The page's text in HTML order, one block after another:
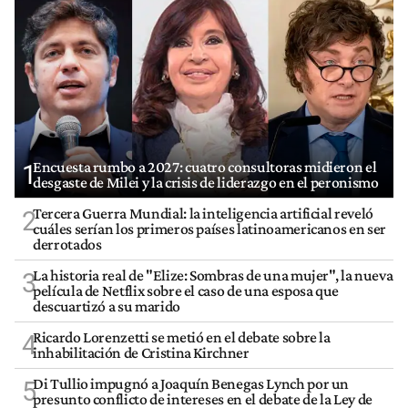
1Encuesta rumbo a 2027: cuatro consultoras midieron el
desgaste de Milei y la crisis de liderazgo en el peronismo
2Tercera Guerra Mundial: la inteligencia artificial reveló
cuáles serían los primeros países latinoamericanos en ser
derrotados
3La historia real de "Elize: Sombras de una mujer", la nueva
película de Netflix sobre el caso de una esposa que
descuartizó a su marido
4Ricardo Lorenzetti se metió en el debate sobre la
inhabilitación de Cristina Kirchner
5Di Tullio impugnó a Joaquín Benegas Lynch por un
presunto conflicto de intereses en el debate de la Ley de